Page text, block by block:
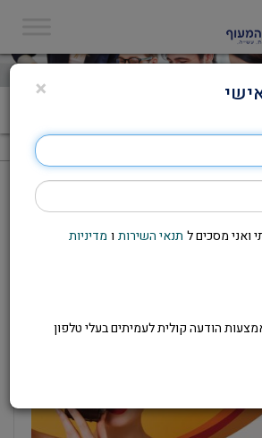
יסודות הצילום
יש לפנות לועד
במקום העבודה
×
ואני מסכים ל תנאי השירות ו מדיניות
הודעה קולית לעמיתים בעלי טלפון